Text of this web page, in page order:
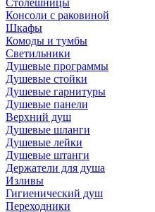
Столешницы
Консоли с раковиной
Шкафы
Комоды и тумбы
Светильники
Душевые программы
Душевые стойки
Душевые гарнитуры
Душевые панели
Верхний душ
Душевые шланги
Душевые лейки
Душевые штанги
Держатели для душа
Изливы
Гигиенический душ
Переходники